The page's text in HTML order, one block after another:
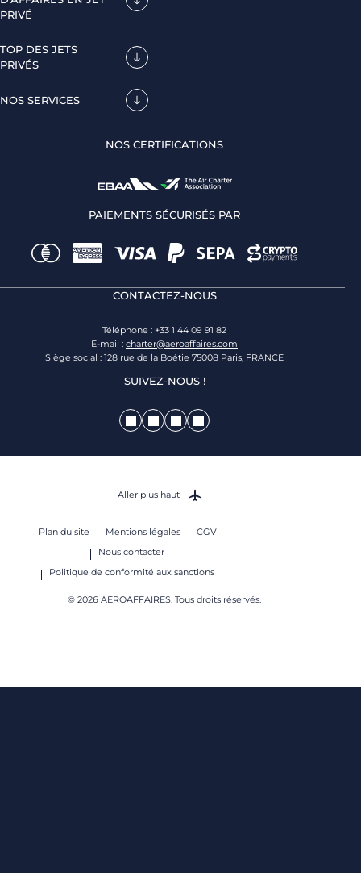
PRIVÉ
TOP DES JETS
PRIVÉS
NOS SERVICES
NOS CERTIFICATIONS
PAIEMENTS SÉCURISÉS PAR
CONTACTEZ-NOUS
Téléphone : +33 1 44 09 91 82
E-mail : charter@aeroaffaires.com
Siège social : 128 rue de la Boétie 75008 Paris, FRANCE
SUIVEZ-NOUS !
Plan du site Mentions légales
CGV
Nous contacter
Politique de conformité aux sanctions
© 2026 AEROAFFAIRES. Tous droits réservés.
Aller plus haut